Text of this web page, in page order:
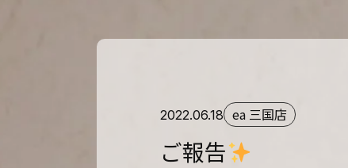
2022.06.18 ea 三国店
ご報告